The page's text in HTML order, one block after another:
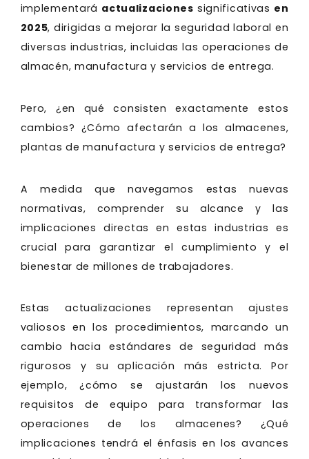
implementará actualizaciones significativas en
2025, dirigidas a mejorar la seguridad laboral en
diversas industrias, incluidas las operaciones de
almacén, manufactura y servicios de entrega.
Pero, ¿en qué consisten exactamente estos
cambios? ¿Cómo afectarán a los almacenes,
plantas de manufactura y servicios de entrega?
A medida que navegamos estas nuevas
normativas, comprender su alcance y las
implicaciones directas en estas industrias es
crucial para garantizar el cumplimiento y el
bienestar de millones de trabajadores.
Estas actualizaciones representan ajustes
valiosos en los procedimientos, marcando un
cambio hacia estándares de seguridad más
rigurosos y su aplicación más estricta. Por
ejemplo, ¿cómo se ajustarán los nuevos
requisitos de equipo para transformar las
operaciones de los almacenes? ¿Qué
implicaciones tendrá el énfasis en los avances